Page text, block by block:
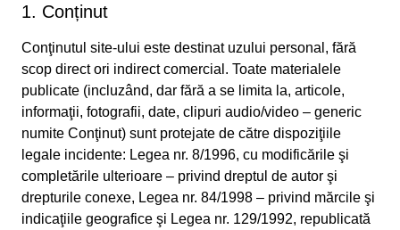
1. Conținut
Conţinutul site-ului este destinat uzului personal, fără
scop direct ori indirect comercial. Toate materialele
publicate (incluzând, dar fără a se limita la, articole,
informaţii, fotografii, date, clipuri audio/video – generic
numite Conţinut) sunt protejate de către dispoziţiile
legale incidente: Legea nr. 8/1996, cu modificările şi
completările ulterioare – privind dreptul de autor şi
drepturile conexe, Legea nr. 84/1998 – privind mărcile şi
indicaţiile geografice şi Legea nr. 129/1992, republicată